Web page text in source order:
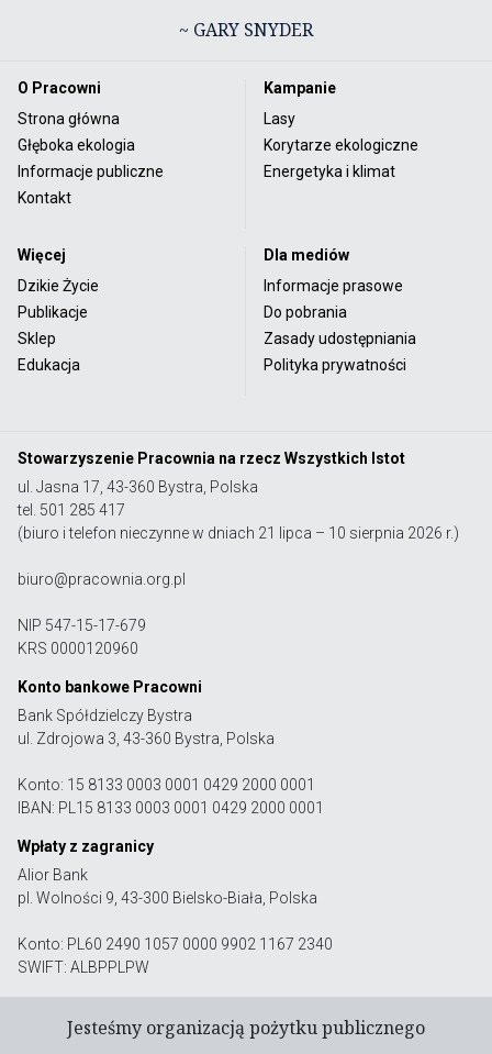
~ GARY SNYDER
O Pracowni
Strona główna
Głęboka ekologia
Informacje publiczne
Kontakt
Kampanie
Lasy
Korytarze ekologiczne
Energetyka i klimat
Więcej
Dzikie Życie
Publikacje
Sklep
Edukacja
Dla mediów
Informacje prasowe
Do pobrania
Zasady udostępniania
Polityka prywatności
Stowarzyszenie Pracownia na rzecz Wszystkich Istot
ul. Jasna 17, 43-360 Bystra, Polska
tel. 501 285 417
(biuro i telefon nieczynne w dniach 21 lipca – 10 sierpnia 2026 r.)
biuro@pracownia.org.pl
NIP 547-15-17-679
KRS 0000120960
Konto bankowe Pracowni
Bank Spółdzielczy Bystra
ul. Zdrojowa 3, 43-360 Bystra, Polska
Konto: 15 8133 0003 0001 0429 2000 0001
IBAN: PL15 8133 0003 0001 0429 2000 0001
Wpłaty z zagranicy
Alior Bank
pl. Wolności 9, 43-300 Bielsko-Biała, Polska
Konto: PL60 2490 1057 0000 9902 1167 2340
SWIFT: ALBPPLPW
Jesteśmy organizacją pożytku publicznego